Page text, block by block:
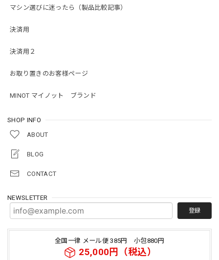
マシン選びに迷ったら（製品比較記事）
決済用
決済用２
お取り置きのお客様ページ
MINOT マイノット ブランド
SHOP INFO
ABOUT
BLOG
CONTACT
NEWSLETTER
登録
全国一律 メール便 385円 小包880円
25,000円（税込）